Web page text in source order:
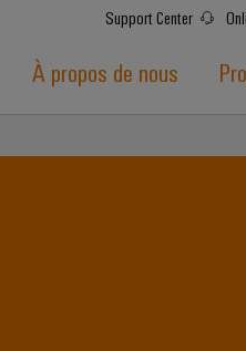
Support Center
À propos de nous